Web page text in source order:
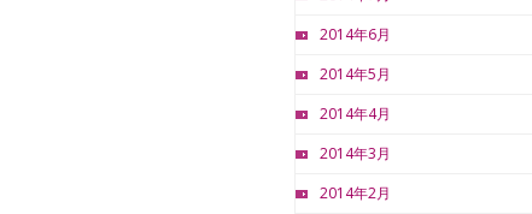
2014年6月
2014年5月
2014年4月
2014年3月
2014年2月